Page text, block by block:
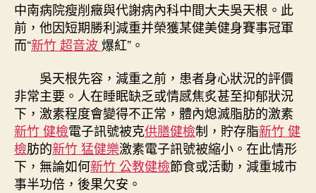
天
森
和
減
重
然
減
重〉
中
中南病院瘦削癥與代謝病內科中間大夫吳天根。此
前，他因短期勝利減重并榮獲某健美健身賽事冠軍
而“新竹 超音波 爆紅”。
吳天根先容，減重之前，患者身心狀況的評價
非常主要。人在睡眠缺乏或情感焦炙甚至抑郁狀況
下，激素程度會變得不正常，體內熄滅脂肪的激素
新竹 健檢電子訊號被克供膳健檢制，貯存脂新竹 健
檢肪的新竹 猛健樂激素電子訊號被縮小。在此情形
下，無論如何新竹 公教健檢節食或活動，減重城市
事半功倍，後果欠安。